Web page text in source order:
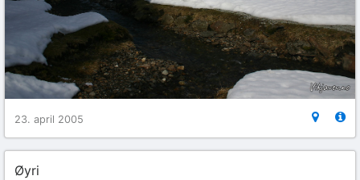
23. april 2005
Øyri